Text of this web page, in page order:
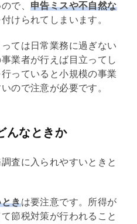
で、 申告ミスや不自然な
けられてしまいます。
ては日常業務に過ぎない
業者が行えば目立ってし
っていると小規模の事業
ので注意が必要です。
んなときか
査に入られやすいときと
きは要注意です。所得が
節税対策が行われること